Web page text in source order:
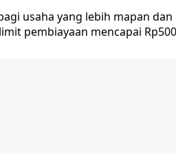
usaha yang lebih mapan
pembiayaan mencapai